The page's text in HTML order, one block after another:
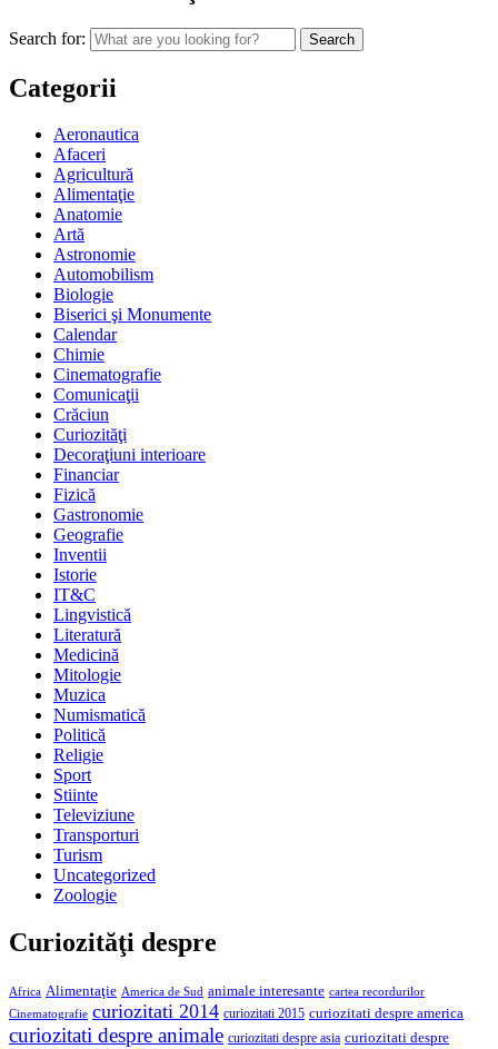
Search for:
Categorii
Aeronautica
Afaceri
Agricultură
Alimentaţie
Anatomie
Artă
Astronomie
Automobilism
Biologie
Biserici şi Monumente
Calendar
Chimie
Cinematografie
Comunicaţii
Crăciun
Curiozităţi
Decoraţiuni interioare
Financiar
Fizică
Gastronomie
Geografie
Inventii
Istorie
IT&C
Lingvistică
Literatură
Medicină
Mitologie
Muzica
Numismatică
Politică
Religie
Sport
Stiinte
Televiziune
Transporturi
Turism
Uncategorized
Zoologie
Curiozităţi despre
Africa Alimentaţie America de Sud animale interesante cartea recordurilor
Cinematografie curiozitati 2014 curiozitati 2015 curiozitati despre america
curiozitati despre animale curiozitati despre asia curiozitati despre